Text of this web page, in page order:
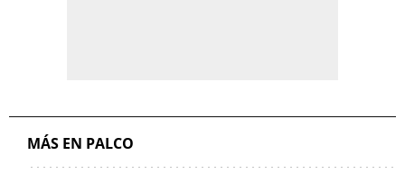
MÁS EN PALCO